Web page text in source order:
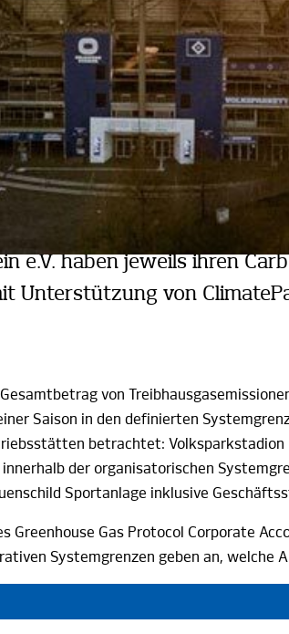
e.V. haben jeweils ihren
Unterstützung von
von
Saison in den definierten
betrachtet:
der organisatorischen
Sportanlage inklusive
Greenhouse Gas Protocol Corporate
Systemgrenzen geben an, welche